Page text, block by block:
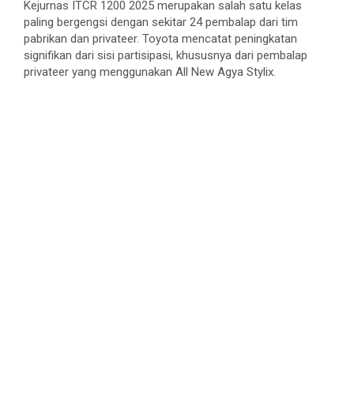
Kejurnas ITCR 1200 2025 merupakan salah satu kelas
paling bergengsi dengan sekitar 24 pembalap dari tim
pabrikan dan privateer. Toyota mencatat peningkatan
signifikan dari sisi partisipasi, khususnya dari pembalap
privateer yang menggunakan All New Agya Stylix.